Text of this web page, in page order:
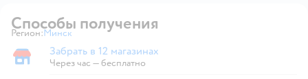
Способы получения
Регион: Выбор адреса доставки.
Минск
Забрать в магазине
Забрать в 12 магазинах
Через час — бесплатно